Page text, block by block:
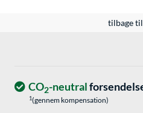
tilbage
CO2-neutral
1(gennem kompensation)